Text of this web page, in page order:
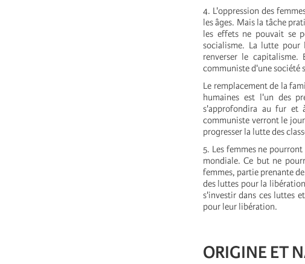
4. L'oppression des
les âges. Mais la tâche
les effets ne pouvait se
socialisme. La lutte pour
renverser le
communiste d'une société
Le remplacement de la
humaines est l'un des
s'approfondira au fur et
communiste verront le
progresser la lutte des
5. Les femmes ne
mondiale. Ce but ne
femmes, partie prenante
des luttes pour la
s'investir dans ces luttes
pour leur libération.
ORIGINE ET